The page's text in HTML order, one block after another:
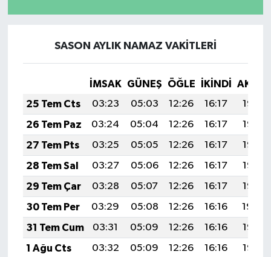
SASON AYLIK NAMAZ VAKITLERI
İMSAK GÜNEŞ ÖĞLE İKINDI
25 Tem Cts
03:23 05:03 12:26 16:17
19:38
26 Tem Paz
03:24 05:04 12:26 16:17
19:38
27 Tem Pts
03:25 05:05 12:26 16:17
19:37
28 Tem Sal
03:27 05:06 12:26 16:17
19:36
29 Tem Çar
03:28 05:07 12:26 16:17
19:35
30 Tem Per
03:29 05:08 12:26 16:16
19:34
31 Tem Cum
03:31 05:09 12:26 16:16
19:33
1 Ağu Cts
03:32 05:09 12:26 16:16
19:32